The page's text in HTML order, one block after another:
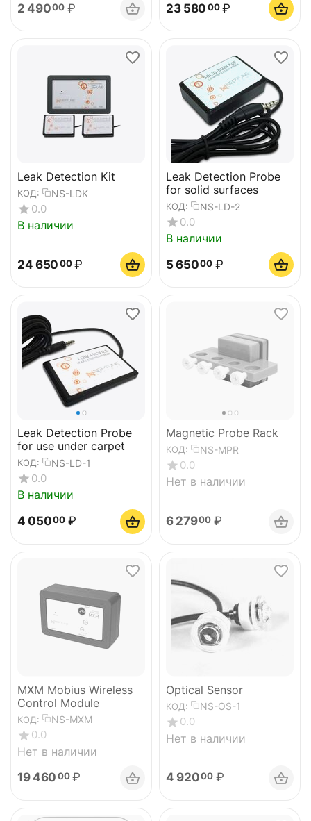
2 49000 ₽
23 580 00 ₽
Leak Detection Kit
КОД: NS-LDK
0.0
В наличии
24 650 00 ₽
Leak Detection Probe
for solid surfaces
КОД: NS-LD-2
0.0
В наличии
5 65000 ₽
Leak Detection Probe
for use under carpet
КОД: NS-LD-1
0.0
В наличии
4 05000 ₽
Magnetic Probe Rack
КОД: NS-MPR
0.0
Нет в наличии
6 27900 ₽
MXM Mobius Wireless
Control Module
КОД: NS-MXM
0.0
Нет в наличии
19 460 00 ₽
Optical Sensor
КОД: NS-OS-1
0.0
Нет в наличии
4 92000 ₽